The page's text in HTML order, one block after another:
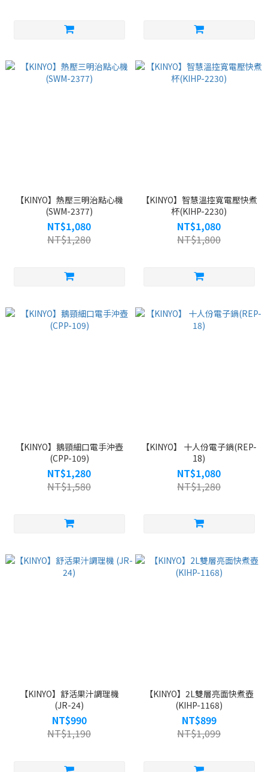
【KINYO】熱壓三明治點心機
(SWM-2377)
NT$1,080
NT$1,280
【KINYO】智慧溫控寬電壓快煮
杯(KIHP-2230)
NT$1,080
NT$1,800
【KINYO】鵝頸細口電手沖壺
(CPP-109)
NT$1,280
NT$1,580
【KINYO】 十人份電子鍋(REP-
18)
NT$1,080
NT$1,280
【KINYO】舒活果汁調理機
(JR-24)
NT$990
NT$1,190
【KINYO】2L雙層亮面快煮壺
(KIHP-1168)
NT$899
NT$1,099